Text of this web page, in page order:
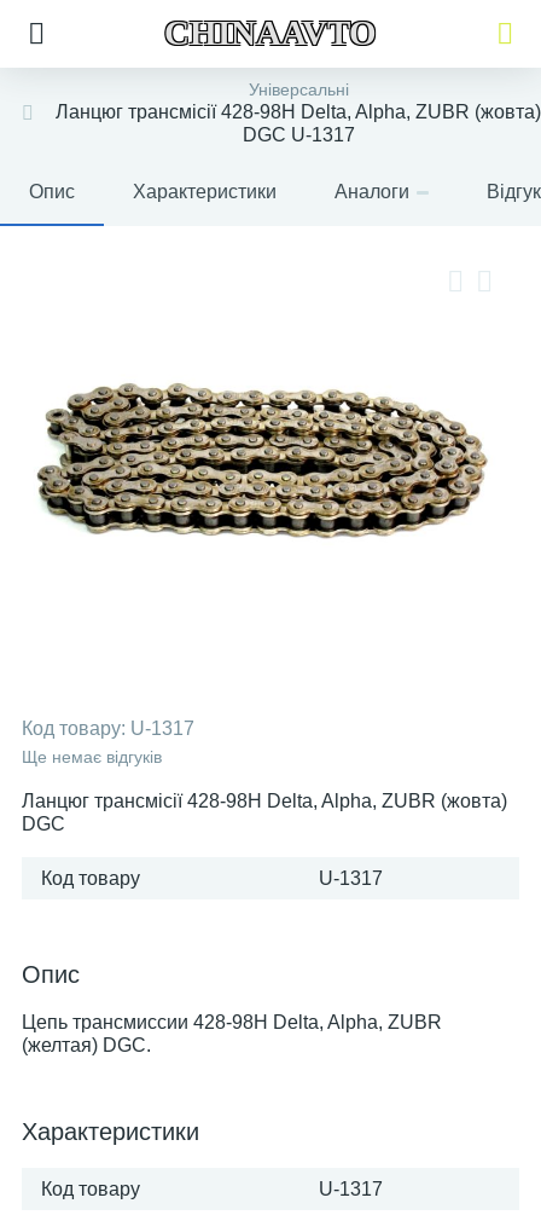
CHINAAVTO
Універсальні
Ланцюг трансмісії 428-98H Delta, Alpha, ZUBR (жовта)
DGC U-1317
Опис Характеристики Аналоги
Код товару: U-1317
Ще немає відгуків
Ланцюг трансмісії 428-98H Delta, Alpha, ZUBR (жовта)
DGC
Код товару U-1317
Опис
Цепь трансмиссии 428-98H Delta, Alpha, ZUBR
(желтая) DGC.
Характеристики
Код товару U-1317